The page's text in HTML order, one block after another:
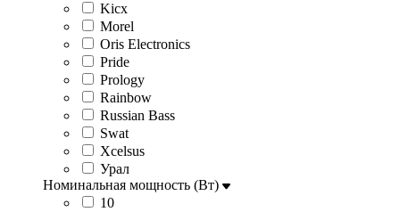
Kicx
Morel
Oris Electronics
Pride
Prology
Rainbow
Russian Bass
Swat
Xcelsus
Урал
Номинальная мощность (Вт)
10